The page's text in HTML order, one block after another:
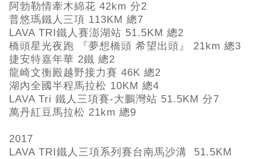
阿勃勒情牽木綿花 42km 分2
普悠瑪鐵人三項 113KM 總7
LAVA TRI 鐵人賽澎湖站 51.5KM 總2
橋頭星光夜跑 『夢想橋頭 希望出頭』 21km 總3
捷安特嘉年華 2鐵 總2
龍崎文衡殿越野接力賽 46K 總2
湖內全國半程馬拉松 10KM 總4
LAVA Tri 鐵人三項賽-大鵬灣站 51.5KM 分7
萬丹紅豆馬拉松 21km 總9
2017
LAVA TRI 鐵人三項系列賽台南馬沙溝 51.5KM